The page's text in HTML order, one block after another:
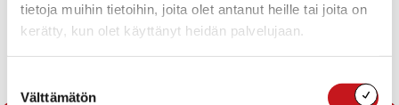
tietoja muihin tietoihin, joita olet antanut heille tai joita on
kerätty, kun olet käyttänyt heidän palvelujaan.
valinta
Välttämätön
Kunnallisjärjestön sihteeri
Päivi Heikkinen, 040 1241077